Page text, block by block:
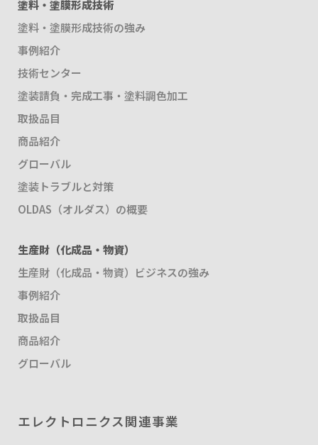
塗料・塗膜形成技術
塗料・塗膜形成技術の強み
事例紹介
技術センター
塗装請負・完成工事・塗料調色加工
取扱品目
商品紹介
グローバル
塗装トラブルと対策
OLDAS（オルダス）の概要
生産財（化成品・物資）
生産財（化成品・物資）ビジネスの強み
事例紹介
取扱品目
商品紹介
グローバル
エレクトロニクス関連事業